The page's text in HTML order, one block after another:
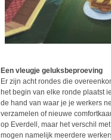
Een vleugje geluksbeproeving
Er zijn acht rondes die
het begin van elke ronde plaatst
de hand van waar je je werkers
verzamelen of nieuwe
op Everdell, maar het verschil
mogen namelijk meerdere